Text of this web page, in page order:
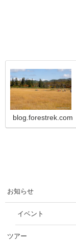
blog.forestrek.com
お知らせ
イベント
ツアー